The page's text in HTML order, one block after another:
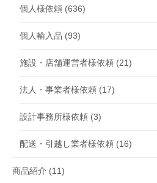
個人様依頼 (636)
個人輸入品 (93)
施設・店舗運営者様依頼 (21)
法人・事業者様依頼 (17)
設計事務所様依頼 (3)
配送・引越し業者様依頼 (16)
商品紹介 (11)